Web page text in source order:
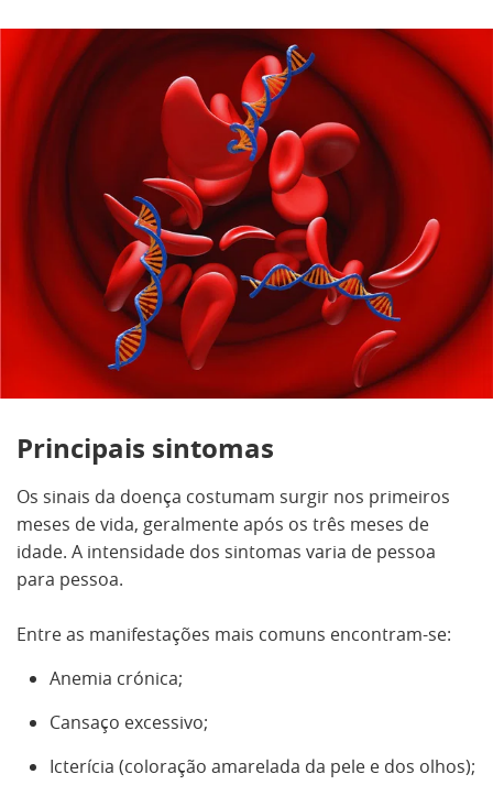
Principais sintomas
Os sinais da doença costumam surgir nos primeiros
meses de vida, geralmente após os três meses de
idade. A intensidade dos sintomas varia de pessoa
para pessoa.
Entre as manifestações mais comuns encontram-se:
Anemia crónica;
Cansaço excessivo;
Icterícia (coloração amarelada da pele e dos olhos);